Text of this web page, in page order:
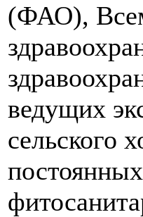
(ФАО),
ведущих
сельского